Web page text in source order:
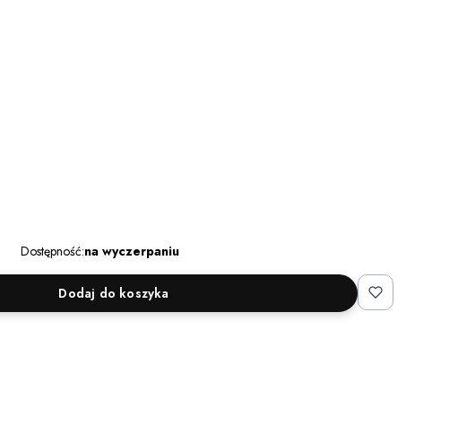
Dostępność:na wyczerpaniu
Dodaj do koszyka